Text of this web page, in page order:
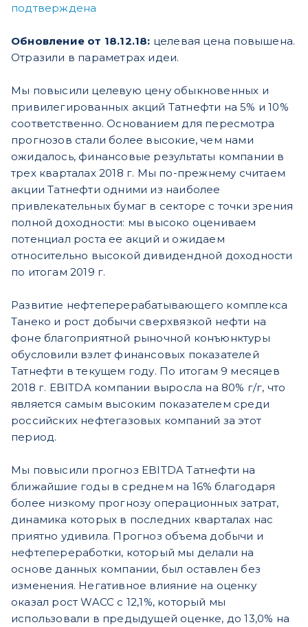
подтверждена
Обновление от 18.12.18: целевая цена повышена.
Отразили в параметрах идеи.
Мы повысили целевую цену обыкновенных и
привилегированных акций Татнефти на 5% и 10%
соответственно. Основанием для пересмотра
прогнозов стали более высокие, чем нами
ожидалось, финансовые результаты компании в
трех кварталах 2018 г. Мы по-прежнему считаем
акции Татнефти одними из наиболее
привлекательных бумаг в секторе с точки зрения
полной доходности: мы высоко оцениваем
потенциал роста ее акций и ожидаем
относительно высокой дивидендной доходности
по итогам 2019 г.
Развитие нефтеперерабатывающего комплекса
Танеко и рост добычи сверхвязкой нефти на
фоне благоприятной рыночной конъюнктуры
обусловили взлет финансовых показателей
Татнефти в текущем году. По итогам 9 месяцев
2018 г. EBITDA компании выросла на 80% г/г, что
является самым высоким показателем среди
российских нефтегазовых компаний за этот
период.
Мы повысили прогноз EBITDA Татнефти на
ближайшие годы в среднем на 16% благодаря
более низкому прогнозу операционных затрат,
динамика которых в последних кварталах нас
приятно удивила. Прогноз объема добычи и
нефтепереработки, который мы делали на
основе данных компании, был оставлен без
изменения. Негативное влияние на оценку
оказал рост WACC с 12,1%, который мы
использовали в предыдущей оценке, до 13,0% на